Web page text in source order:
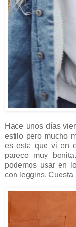
Hace unos días
estilo pero mucho
es esta que vi en
parece muy
podemos usar en
con leggins. Cuesta